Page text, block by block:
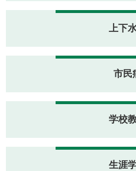
上下
市民
学校
生涯